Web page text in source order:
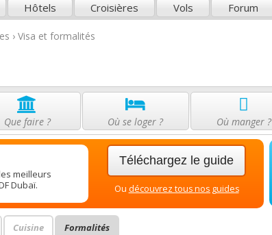
Hôtels Croisières Vols Forum
› Visa et formalités
Que faire ? Où se loger ? Où manger ?
meilleurs
Dubaï.
Téléchargez le guide
Ou découvrez tous nos guides
Cuisine Formalités